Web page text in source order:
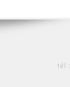
tél :